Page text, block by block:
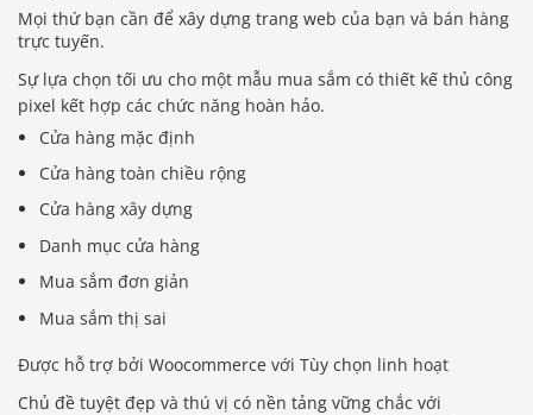
Mọi thứ bạn cần để xây dựng trang web của bạn và bán hàng
trực tuyến.
Sự lựa chọn tối ưu cho một mẫu mua sắm có thiết kế thủ công
pixel kết hợp các chức năng hoàn hảo.
Cửa hàng mặc định
Cửa hàng toàn chiều rộng
Cửa hàng xây dựng
Danh mục cửa hàng
Mua sắm đơn giản
Mua sắm thị sai
Được hỗ trợ bởi Woocommerce với Tùy chọn linh hoạt
Chủ đề tuyệt đẹp và thú vị có nền tảng vững chắc với